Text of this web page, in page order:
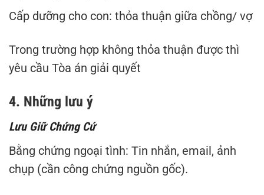
Cấp dưỡng cho con: thỏa thuận giữa chồng/ vợ
Trong trường hợp không thỏa thuận được thì
yêu cầu Tòa án giải quyết
4. Những lưu ý
Lưu Giữ Chứng Cứ
Bằng chứng ngoại tình: Tin nhắn, email, ảnh
chụp (cần công chứng nguồn gốc).